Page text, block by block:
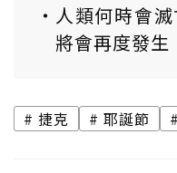
人類何時會
將會再度發生
捷克 耶誕節